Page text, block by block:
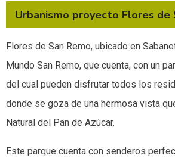
Urbanismo proyecto Flores de
Flores de San Remo, ubicado en
Mundo San Remo, que cuenta, con un
del cual pueden disfrutar todos los
donde se goza de una hermosa vista
Natural del Pan de Azúcar.
Este parque cuenta con senderos